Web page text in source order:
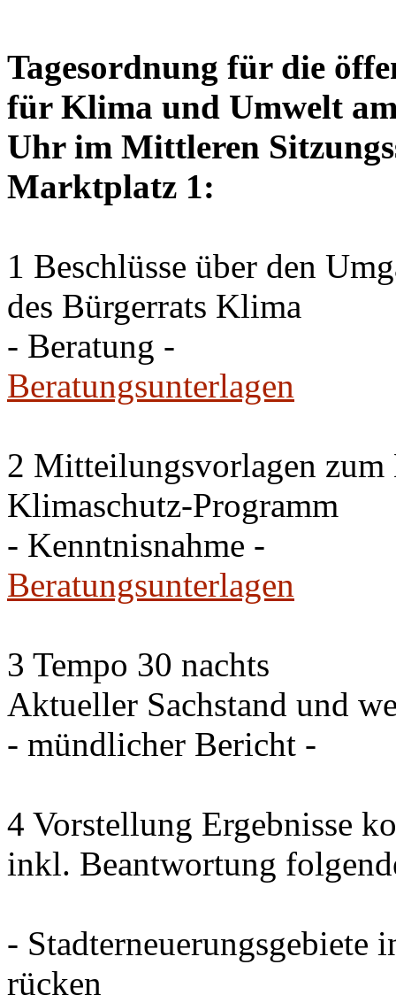
Tagesordnung für die
für Klima und Umwelt
Uhr im Mittleren
Marktplatz 1:
1 Beschlüsse über den
des Bürgerrats Klima
- Beratung -
Beratungsunterlagen
2 Mitteilungsvorlagen zum
Klimaschutz-Programm
- Kenntnisnahme -
Beratungsunterlagen
3 Tempo 30 nachts
Aktueller Sachstand und
- mündlicher Bericht -
4 Vorstellung Ergebnisse
inkl. Beantwortung
- Stadterneuerungsgebiete
rücken